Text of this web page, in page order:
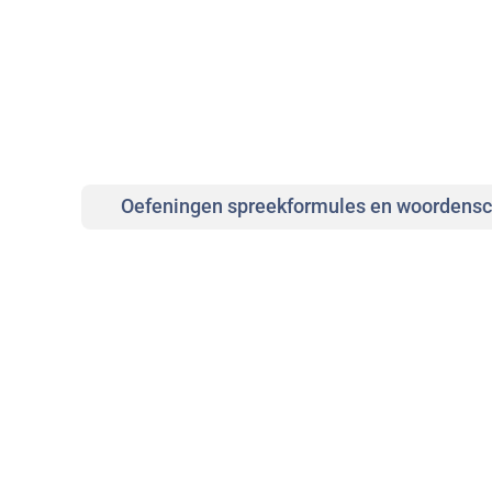
Oefeningen spreekformules en